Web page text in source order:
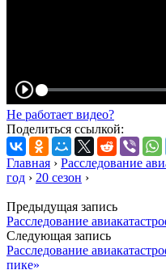
Не работает видео?
Поделиться ссылкой:
Главная › Расследование
год › 20 сезон ›
Предыдущая запись
Расследование
Следующая запись
Расследование
пике»